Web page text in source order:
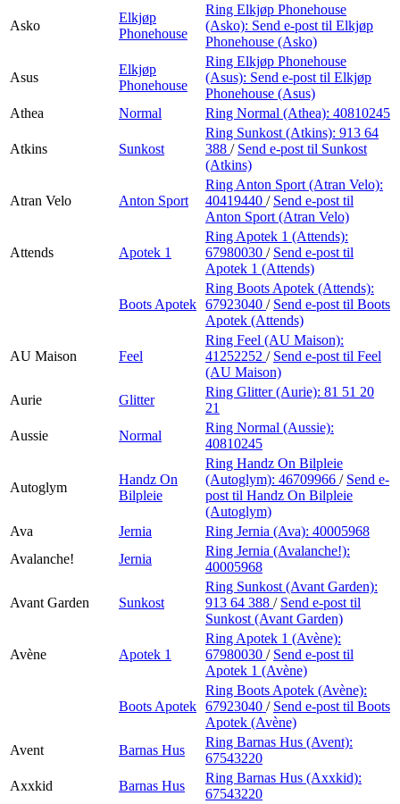
Asko
Elkjøp
Phonehouse
Ring Elkjøp Phonehouse
(Asko): Send e-post til Elkjøp
Phonehouse (Asko)
Asus
Elkjøp
Phonehouse
Ring Elkjøp Phonehouse
(Asus): Send e-post til Elkjøp
Phonehouse (Asus)
Athea
Normal Ring Normal (Athea): 40810245
Atkins Sunkost
Ring Sunkost (Atkins): 913 64
388 / Send e-post til Sunkost
(Atkins)
Atran Velo Anton Sport
Ring Anton Sport (Atran Velo):
40419440 / Send e-post til
Anton Sport (Atran Velo)
Attends Apotek 1
Ring Apotek 1 (Attends):
67980030 / Send e-post til
Apotek 1 (Attends)
Boots Apotek
Ring Boots Apotek (Attends):
67923040 / Send e-post til Boots
Apotek (Attends)
AU Maison Feel
Ring Feel (AU Maison):
41252252 / Send e-post til Feel
(AU Maison)
Aurie
Glitter
Ring Glitter (Aurie): 81 51 20
21
Aussie
Normal
Ring Normal (Aussie):
40810245
Autoglym
Handz On
Bilpleie
Ring Handz On Bilpleie
(Autoglym): 46709966 / Send e-
post til Handz On Bilpleie
(Autoglym)
Ava
Jernia Ring Jernia (Ava): 40005968
Avalanche!
Jernia
Ring Jernia (Avalanche!):
40005968
Avant Garden Sunkost
Ring Sunkost (Avant Garden):
913 64 388 / Send e-post til
Sunkost (Avant Garden)
Avène Apotek 1
Ring Apotek 1 (Avène):
67980030 / Send e-post til
Apotek 1 (Avène)
Boots Apotek
Ring Boots Apotek (Avène):
67923040 / Send e-post til Boots
Apotek (Avène)
Avent
Barnas Hus
Ring Barnas Hus (Avent):
67543220
Axxkid
Barnas Hus
Ring Barnas Hus (Axxkid):
67543220